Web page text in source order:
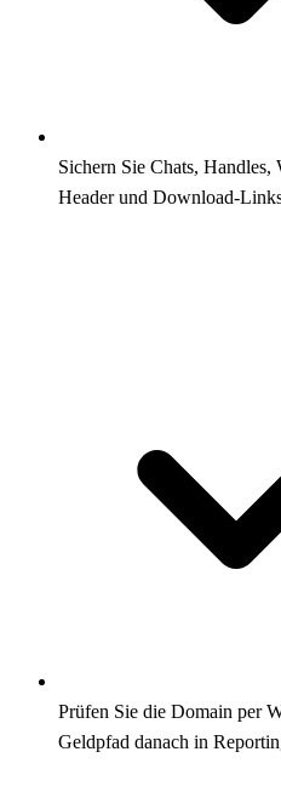
Sichern Sie Chats,
Header und Download-
Prüfen Sie die Domain per
Geldpfad danach in